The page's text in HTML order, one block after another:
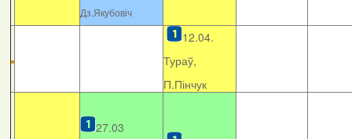
Дз.Якубовіч
12.04.
Тураў,
П.Пінчук
27.03